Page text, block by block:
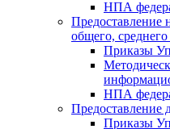
НПА
Предоставление
общего,
Приказы
НПА
Предоставление
Приказы